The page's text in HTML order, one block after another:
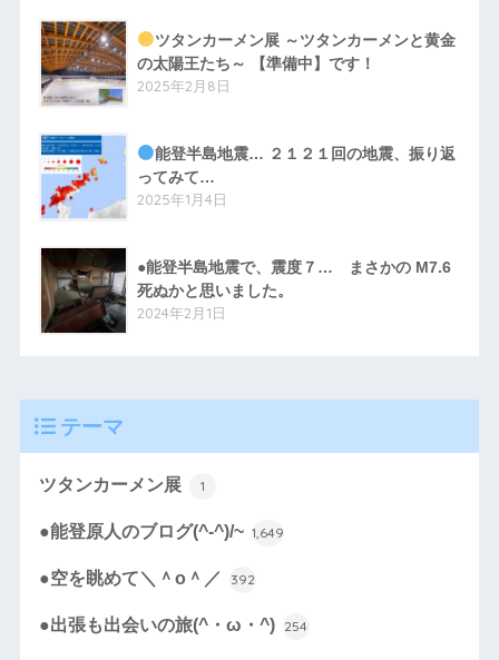
ツタンカーメン展 ～ツタンカーメンと黄金
の太陽王たち～ 【準備中】です！
2025年2月8日
能登半島地震… ２１２１回の地震、振り返
ってみて…
2025年1月4日
●能登半島地震で、震度７… まさかの M7.6
死ぬかと思いました。
2024年2月1日
テーマ
ツタンカーメン展 1
●能登原人のブログ(^-^)/~ 1,649
●空を眺めて＼＾o＾／ 392
●出張も出会いの旅(^・ω・^) 254